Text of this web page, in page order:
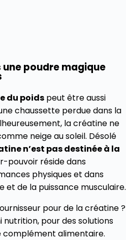
poudre magique
du poids peut être aussi
chaussette perdue dans la
la créatine ne
neige au soleil. Désolé
n’est pas destinée à la
pouvoir réside dans
physiques et dans
et de la puissance musculaire.
pour de la créatine ?
nutrition, pour des solutions
complément alimentaire.